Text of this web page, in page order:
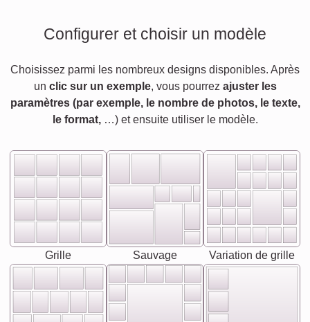
Configurer et choisir un modèle
Choisissez parmi les nombreux designs disponibles. Après
un clic sur un exemple, vous pourrez ajuster les
paramètres (par exemple, le nombre de photos, le texte,
le format,…) et ensuite utiliser le modèle.
Grille Sauvage Variation de grille